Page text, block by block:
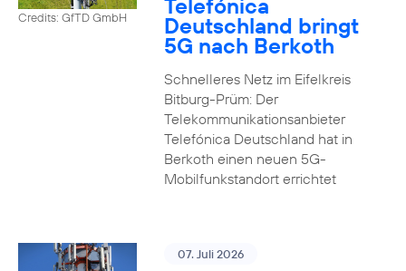
Credits: GfTD GmbH Telefónica
Deutschland bringt
5G nach Berkoth
Schnelleres Netz im Eifelkreis
Bitburg-Prüm: Der
Telekommunikationsanbieter
Telefónica Deutschland hat in
Berkoth einen neuen 5G-
Mobilfunkstandort errichtet
07. Juli 2026